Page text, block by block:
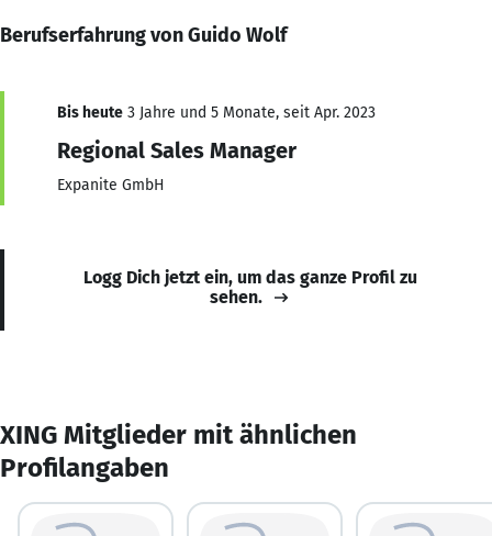
Berufserfahrung von Guido Wolf
Bis heute 3 Jahre und 5 Monate, seit Apr. 2023
Regional Sales Manager
Expanite GmbH
Logg Dich jetzt ein, um das ganze Profil zu
sehen.
XING Mitglieder mit ähnlichen
Profilangaben